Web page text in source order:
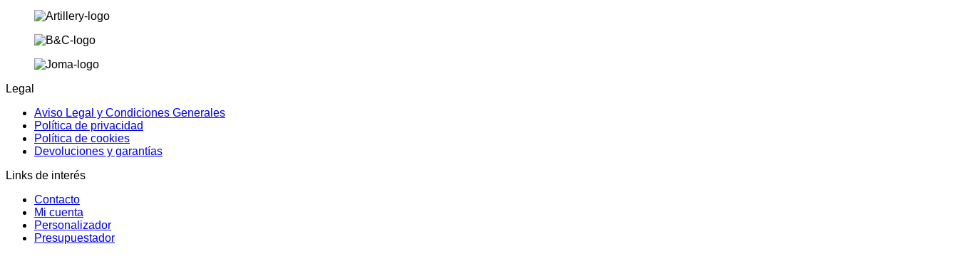
Legal
Aviso Legal y Condiciones Generales
Política de privacidad
Política de cookies
Devoluciones y garantías
Links de interés
Contacto
Mi cuenta
Personalizador
Presupuestador